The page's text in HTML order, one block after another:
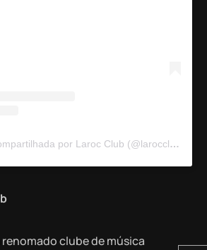
Uma publicação compartilhada por Laroc Club (@larocclub)
renomado clube de música